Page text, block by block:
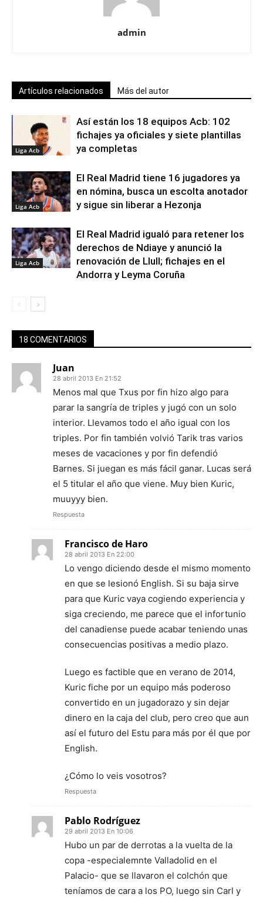
admin
Artículos relacionados Más del autor
Liga Acb
Así están los 18 equipos Acb: 102
fichajes ya oficiales y siete plantillas
ya completas
Liga Acb
El Real Madrid tiene 16 jugadores ya
en nómina, busca un escolta anotador
y sigue sin liberar a Hezonja
Liga Acb
El Real Madrid igualó para retener los
derechos de Ndiaye y anunció la
renovación de Llull; fichajes en el
Andorra y Leyma Coruña
18 COMENTARIOS
Juan
28 abril 2013 En 21:52
Menos mal que Txus por fin hizo algo para
parar la sangría de triples y jugó con un solo
interior. Llevamos todo el año igual con los
triples. Por fin también volvió Tarik tras varios
meses de vacaciones y por fin defendió
Barnes. Si juegan es más fácil ganar. Lucas será
el 5 titular el año que viene. Muy bien Kuric,
muuyyy bien.
Respuesta
Francisco de Haro
28 abril 2013 En 22:00
Lo vengo diciendo desde el mismo momento
en que se lesionó English. Si su baja sirve
para que Kuric vaya cogiendo experiencia y
siga creciendo, me parece que el infortunio
del canadiense puede acabar teniendo unas
consecuencias positivas a medio plazo.
Luego es factible que en verano de 2014,
Kuric fiche por un equipo más poderoso
convertido en un jugadorazo y sin dejar
dinero en la caja del club, pero creo que aun
así el futuro del Estu para más por él que por
English.
¿Cómo lo veis vosotros?
Respuesta
Pablo Rodríguez
29 abril 2013 En 10:06
Hubo un par de derrotas a la vuelta de la
copa -especialemnte Valladolid en el
Palacio- que se llavaron el colchón que
teníamos de cara a los PO, luego sin Carl y